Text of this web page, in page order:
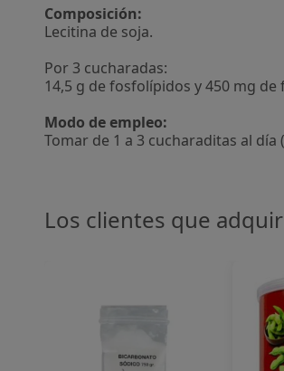
Composición:
Lecitina de soja.
Por 3 cucharadas:
14,5 g de fosfolípidos y 450 mg de
Modo de empleo:
Tomar de 1 a 3 cucharaditas al día
Los clientes que